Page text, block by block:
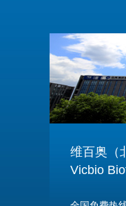
维百奥（
Vicbio